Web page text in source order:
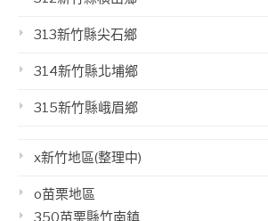
313新竹縣尖石鄉
314新竹縣北埔鄉
315新竹縣峨眉鄉
x新竹地區(整理中)
o苗栗地區
350苗栗縣竹南鎮